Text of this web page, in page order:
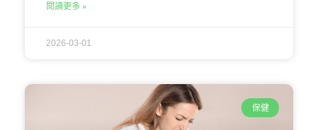
閱讀更多 »
2026-03-01
保健